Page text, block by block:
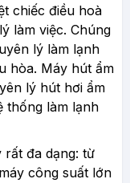
chiếc điều hoà
làm việc. Chúng
lý làm lạnh
hòa. Máy hút ẩm
lý hút hơi ẩm
thống làm lạnh
rất đa dạng: từ
công suất lớn